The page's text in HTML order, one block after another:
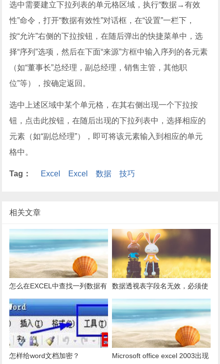
选中需要建立下拉列表的单元格区域，执行“数据→有效
性”命令，打开“数据有效性”对话框，在“设置”一栏下，
按“允许”右侧的下拉按钮，在随后弹出的快捷菜单中，选
择“序列”选项，然后在下面“来源”方框中输入序列的各元素
（如“董事长”总经理，副总经理，销售主管，其他职
位”等），按确定返回。
选中上述区域中某个单元格，在其右侧出现一个下拉按
钮，点击此按钮，在随后出现的下拉列表中，选择相应的
元素（如“副总经理”），即可将该元素输入到相应的单元
格中。
Tag： Excel Excel 数据 技巧
相关文章
怎么在EXCEL中查找一列数据有
多少是重复的？
数据透视表字段名无效，必须使
用组合为带有标志列列表的数
据。
怎样给word文档加密？ Microsoft office excel 2003出现